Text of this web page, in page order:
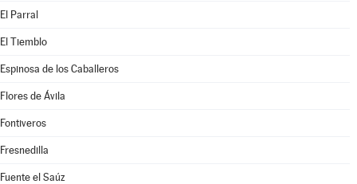
El Parral
El Tiemblo
Espinosa de los Caballeros
Flores de Ávila
Fontiveros
Fresnedilla
Fuente el Saúz